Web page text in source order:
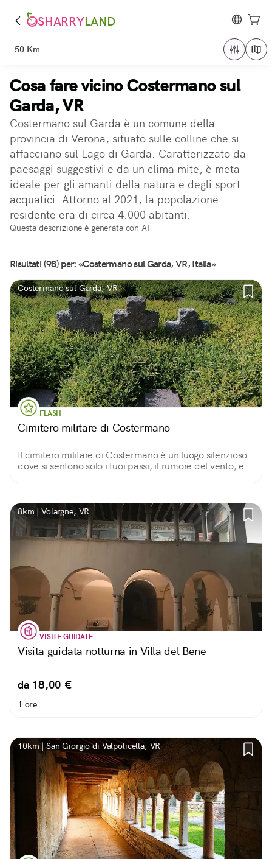
SHARRYLAND
50 Km
Cosa fare vicino Costermano sul
Garda, VR
Costermano sul Garda è un comune della
provincia di Verona, situato sulle colline che si
affacciano sul Lago di Garda. Caratterizzato da
paesaggi suggestivi e da un clima mite, è meta
ideale per gli amanti della natura e degli sport
acquatici. Attorno al 2021, la popolazione
residente era di circa 4.000 abitanti.
Questa descrizione è generata con AI
Risultati (98) per: «Costermano sul Garda, VR, Italia»
Costermano sul Garda, VR
FLASH
Cimitero militare di Costermano
Il cimitero militare di Costermano è un luogo silenzioso
dove si sentono solo i tuoi passi, il rumore del vento, e
8km | Volargne, VR
VISITE GUIDATE
Visita guidata notturna in Villa del Bene
da 18,00 €
1 ore
10km | San Giorgio di Valpolicella, VR